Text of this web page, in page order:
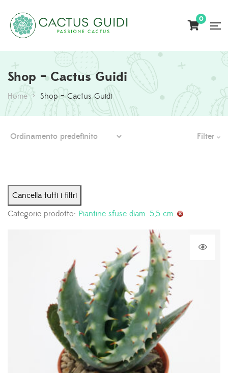
0
Shop – Cactus Guidi
Home > Shop – Cactus Guidi
Filter
Cancella tutti i filtri
Categorie prodotto: Piantine sfuse diam. 5,5 cm.